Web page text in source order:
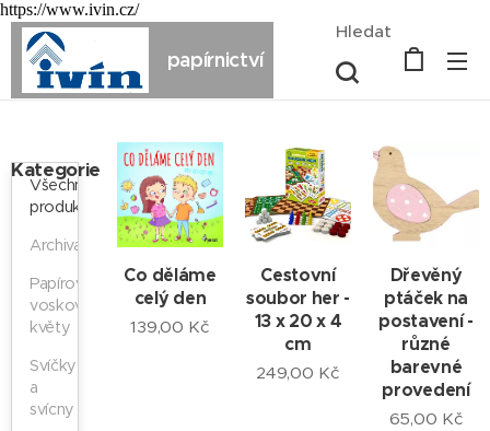
https://www.ivin.cz/
papírnictví
Hledat
Kategorie
Všechny
produkty
Archivace
Papírové
voskové
květy
Svíčky
a
svícny
Co děláme
celý den
139,00 Kč
Cestovní
soubor her -
13 x 20 x 4
cm
249,00 Kč
Dřevěný
ptáček na
postavení -
různé
barevné
provedení
65,00 Kč